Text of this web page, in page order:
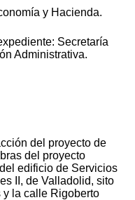
y Hacienda.
Secretaría
Administrativa.
del proyecto de
del proyecto
edificio de Servicios
II, de Valladolid, sito
y la calle Rigoberto